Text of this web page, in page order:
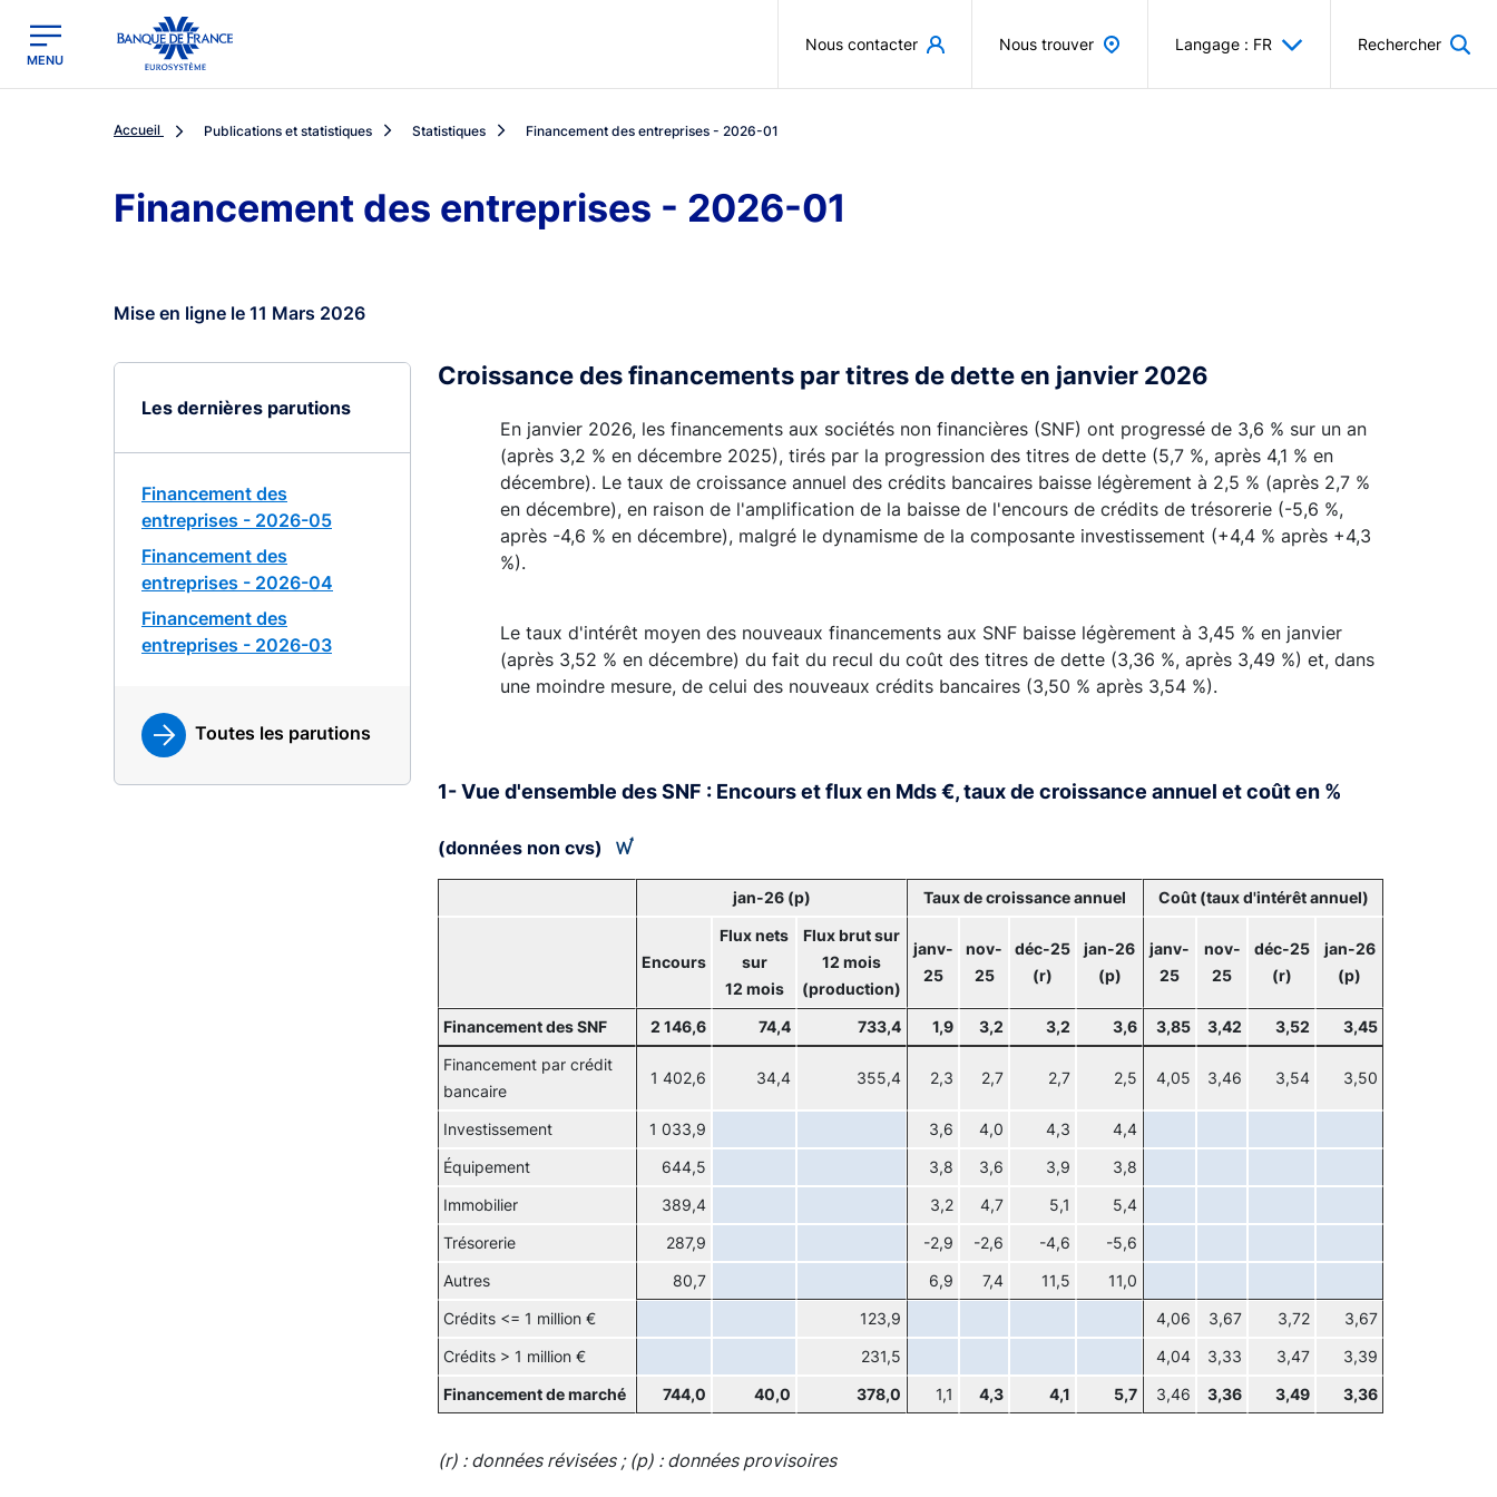
Banque de France - Menu Principal
MENU
Nous contacter Nous trouver Langage : FR Rechercher
Accueil Publications et statistiques Statistiques Financement des entreprises - 2026-01
Financement des entreprises - 2026-01
Mise en ligne le 11 Mars 2026
Les dernières parutions
Financement des
entreprises - 2026-05
Financement des
entreprises - 2026-04
Financement des
entreprises - 2026-03
Toutes les parutions
Croissance des financements par titres de dette en janvier 2026
En janvier 2026, les financements aux sociétés non financières (SNF) ont progressé de 3,6 % sur un an
(après 3,2 % en décembre 2025), tirés par la progression des titres de dette (5,7 %, après 4,1 % en
décembre). Le taux de croissance annuel des crédits bancaires baisse légèrement à 2,5 % (après 2,7 %
en décembre), en raison de l'amplification de la baisse de l'encours de crédits de trésorerie (-5,6 %,
après -4,6 % en décembre), malgré le dynamisme de la composante investissement (+4,4 % après +4,3
%).
Le taux d'intérêt moyen des nouveaux financements aux SNF baisse légèrement à 3,45 % en janvier
(après 3,52 % en décembre) du fait du recul du coût des titres de dette (3,36 %, après 3,49 %) et, dans
une moindre mesure, de celui des nouveaux crédits bancaires (3,50 % après 3,54 %).
1- Vue d'ensemble des SNF : Encours et flux en Mds €, taux de croissance annuel et coût en %
(données non cvs)
jan-26 (p) Taux de croissance annuel Coût (taux d'intérêt annuel)
Encours
Flux nets
sur
12 mois
Flux brut sur
12 mois
(production)
janv-
25
nov-
25
déc-25
(r)
jan-26
(p)
janv-
25
nov-
25
déc-25
(r)
jan-26
(p)
Financement des SNF 2 146,6 74,4 733,4 1,9 3,2 3,2 3,6 3,85 3,42 3,52 3,45
Financement par crédit
bancaire
1 402,6 34,4 355,4 2,3 2,7 2,7 2,5 4,05 3,46 3,54 3,50
Investissement 1 033,9 3,6 4,0 4,3 4,4
Équipement 644,5 3,8 3,6 3,9 3,8
Immobilier 389,4 3,2 4,7 5,1 5,4
Trésorerie 287,9 -2,9 -2,6 -4,6 -5,6
Autres 80,7 6,9 7,4 11,5 11,0
Crédits <= 1 million € 123,9 4,06 3,67 3,72 3,67
Crédits > 1 million € 231,5 4,04 3,33 3,47 3,39
Financement de marché 744,0 40,0 378,0 1,1 4,3 4,1 5,7 3,46 3,36 3,49 3,36
(r) : données révisées ; (p) : données provisoires